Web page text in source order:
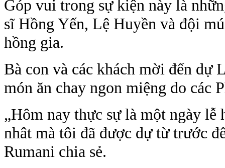
Góp vui trong sự kiện này là
sĩ Hồng Yến, Lệ Huyền và đội
hồng gia.
Bà con và các khách mời đến dự
món ăn chay ngon miệng do các
„Hôm nay thực sự là một ngày
nhât mà tôi đã được dự từ trước
Rumani chia sẻ.